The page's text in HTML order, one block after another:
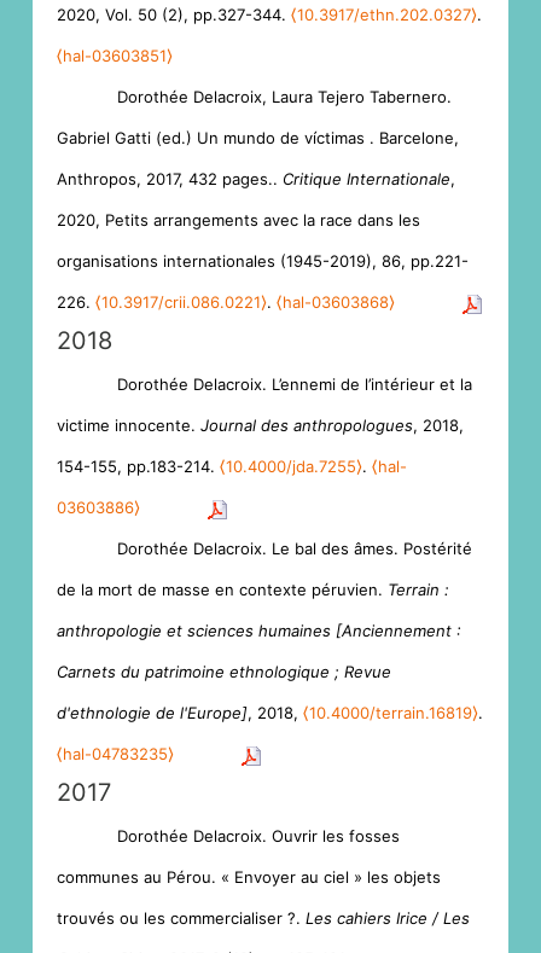
2020, Vol. 50 (2), pp.327-344. ⟨10.3917/ethn.202.0327⟩.
⟨hal-03603851⟩
Dorothée Delacroix, Laura Tejero Tabernero.
Gabriel Gatti (ed.) Un mundo de víctimas . Barcelone,
Anthropos, 2017, 432 pages.. Critique Internationale,
2020, Petits arrangements avec la race dans les
organisations internationales (1945-2019), 86, pp.221-
226. ⟨10.3917/crii.086.0221⟩. ⟨hal-03603868⟩
2018
Dorothée Delacroix. L’ennemi de l’intérieur et la
victime innocente. Journal des anthropologues, 2018,
154-155, pp.183-214. ⟨10.4000/jda.7255⟩. ⟨hal-
03603886⟩
Dorothée Delacroix. Le bal des âmes. Postérité
de la mort de masse en contexte péruvien. Terrain :
anthropologie et sciences humaines [Anciennement :
Carnets du patrimoine ethnologique ; Revue
d'ethnologie de l'Europe], 2018, ⟨10.4000/terrain.16819⟩.
⟨hal-04783235⟩
2017
Dorothée Delacroix. Ouvrir les fosses
communes au Pérou. « Envoyer au ciel » les objets
trouvés ou les commercialiser ?. Les cahiers Irice / Les